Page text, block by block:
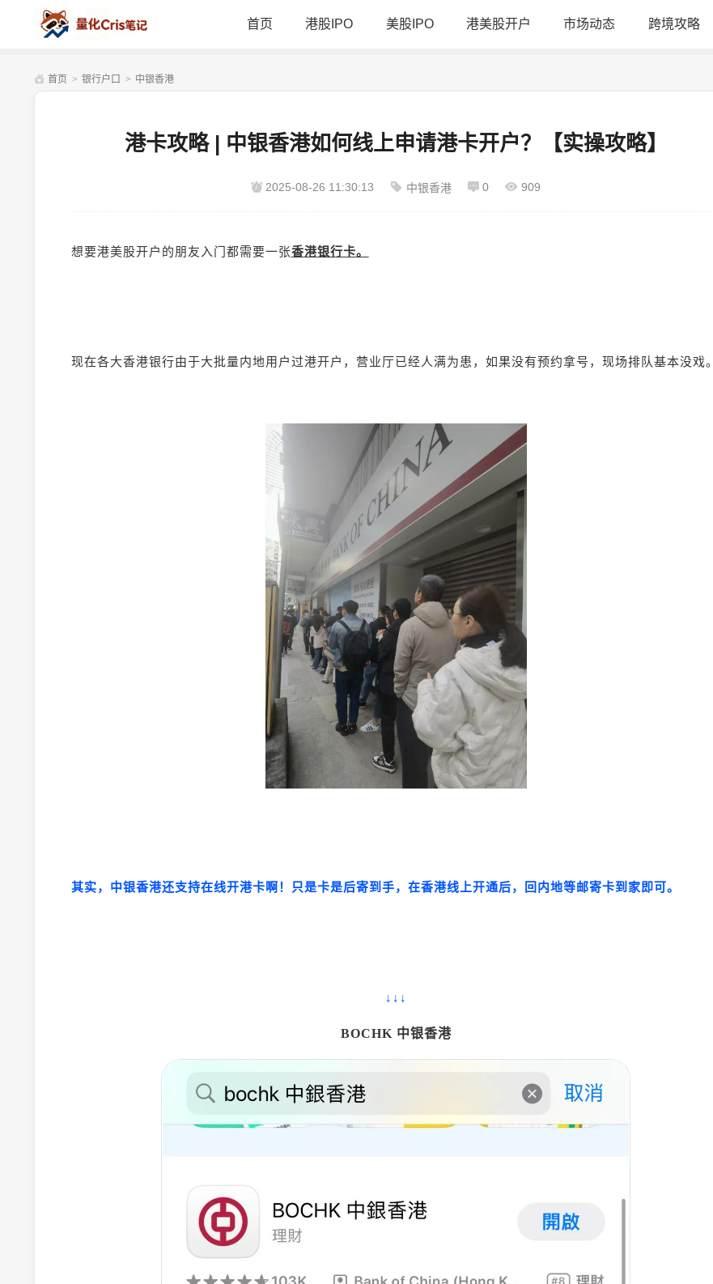
首页 港股IPO 美股IPO 港美股开户 市场动态 跨境攻略
首页 > 银行户口 > 中银香港
港卡攻略 | 中银香港如何线上申请港卡开户？【实操攻略】
2025-08-26 11:30:13 中银香港 0 909
想要港美股开户的朋友入门都需要一张香港银行卡。
现在各大香港银行由于大批量内地用户过港开户，营业厅已经人满为患，如果没有预约拿号，现场排队基本没戏。
其实，中银香港还支持在线开港卡啊！只是卡是后寄到手，在香港线上开通后，回内地等邮寄卡到家即可。
↓↓↓
BOCHK 中银香港